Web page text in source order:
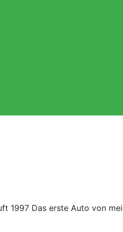
1997 Das erste Auto von